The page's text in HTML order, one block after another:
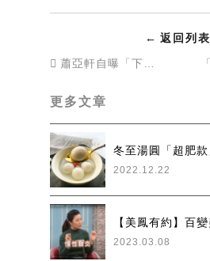
← 返回列表
蕭亞軒自曝「下半身易胖體質」，梨形身材減肥靠這3招！營養師提醒注意1件事
更多文章
2022.12.22
2023.03.08